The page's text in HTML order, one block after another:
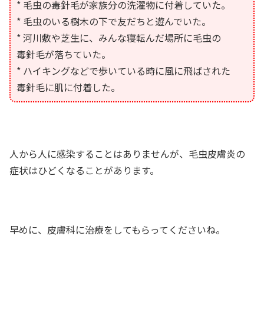
* 毛虫の毒針毛が家族分の洗濯物に付着していた。
* 毛虫のいる樹木の下で友だちと遊んでいた。
* 河川敷や芝生に、みんな寝転んだ場所に毛虫の
毒針毛が落ちていた。
* ハイキングなどで歩いている時に風に飛ばされた
毒針毛に肌に付着した。
人から人に感染することはありませんが、毛虫皮膚炎の
症状はひどくなることがあります。
早めに、皮膚科に治療をしてもらってくださいね。